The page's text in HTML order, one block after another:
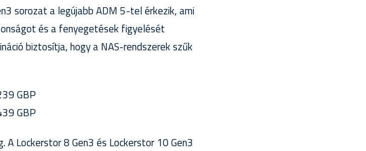
sorozat a legújabb ADM 5-tel érkezik, ami
és a fenyegetések figyelését
biztosítja, hogy a NAS-rendszerek szűk
GBP
GBP
A Lockerstor 8 Gen3 és Lockerstor 10 Gen3